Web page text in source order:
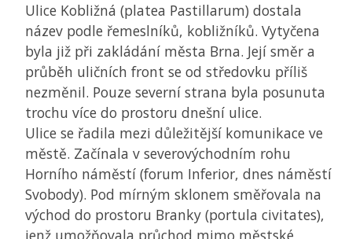
Ulice Kobližná (platea Pastillarum) dostala
název podle řemeslníků, kobližníků. Vytyčena
byla již při zakládání města Brna. Její směr a
průběh uličních front se od středovku příliš
nezměnil. Pouze severní strana byla posunuta
trochu více do prostoru dnešní ulice.
Ulice se řadila mezi důležitější komunikace ve
městě. Začínala v severovýchodním rohu
Horního náměstí (forum Inferior, dnes náměstí
Svobody). Pod mírným sklonem směřovala na
východ do prostoru Branky (portula civitates),